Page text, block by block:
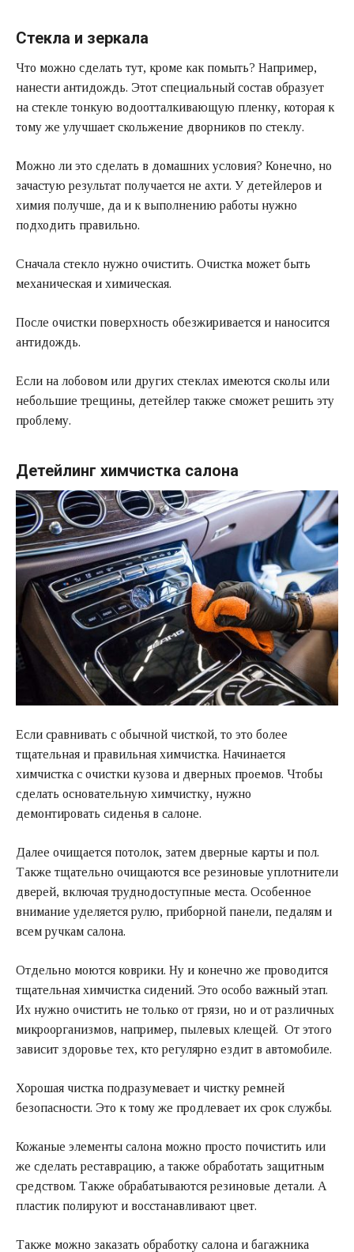
Стекла и зеркала
Что можно сделать тут, кроме как помыть? Например,
нанести антидождь. Этот специальный состав образует
на стекле тонкую водоотталкивающую пленку, которая к
тому же улучшает скольжение дворников по стеклу.
Можно ли это сделать в домашних условия? Конечно, но
зачастую результат получается не ахти. У детейлеров и
химия получше, да и к выполнению работы нужно
подходить правильно.
Сначала стекло нужно очистить. Очистка может быть
механическая и химическая.
После очистки поверхность обезжиривается и наносится
антидождь.
Если на лобовом или других стеклах имеются сколы или
небольшие трещины, детейлер также сможет решить эту
проблему.
Детейлинг химчистка салона
Если сравнивать с обычной чисткой, то это более
тщательная и правильная химчистка. Начинается
химчистка с очистки кузова и дверных проемов. Чтобы
сделать основательную химчистку, нужно
демонтировать сиденья в салоне.
Далее очищается потолок, затем дверные карты и пол.
Также тщательно очищаются все резиновые уплотнители
дверей, включая труднодоступные места. Особенное
внимание уделяется рулю, приборной панели, педалям и
всем ручкам салона.
Отдельно моются коврики. Ну и конечно же проводится
тщательная химчистка сидений. Это особо важный этап.
Их нужно очистить не только от грязи, но и от различных
микроорганизмов, например, пылевых клещей. От этого
зависит здоровье тех, кто регулярно ездит в автомобиле.
Хорошая чистка подразумевает и чистку ремней
безопасности. Это к тому же продлевает их срок службы.
Кожаные элементы салона можно просто почистить или
же сделать реставрацию, а также обработать защитным
средством. Также обрабатываются резиновые детали. А
пластик полируют и восстанавливают цвет.
Также можно заказать обработку салона и багажника